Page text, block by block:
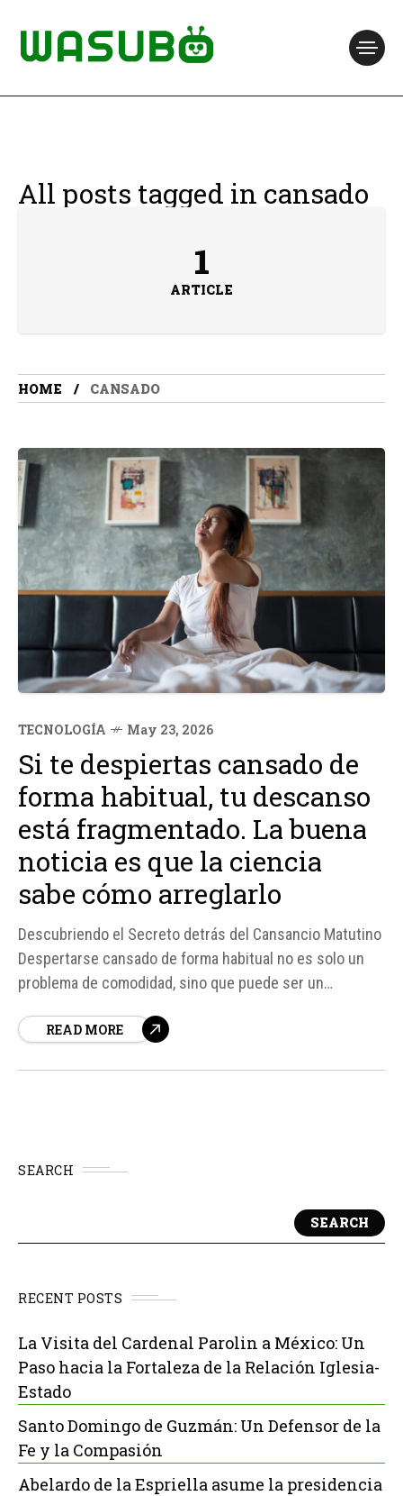
All posts tagged in cansado
1
ARTICLE
HOME CANSADO
TECNOLOGÍA May 23, 2026
Si te despiertas cansado de
forma habitual, tu descanso
está fragmentado. La buena
noticia es que la ciencia
sabe cómo arreglarlo
Descubriendo el Secreto detrás del Cansancio Matutino
Despertarse cansado de forma habitual no es solo un
problema de comodidad, sino que puede ser un
sueño. Según fuentes, la ciencia ha identificado que el
READ MORE
SEARCH
SEARCH
RECENT POSTS
La Visita del Cardenal Parolin a México: Un
Paso hacia la Fortaleza de la Relación Iglesia-
Estado
Santo Domingo de Guzmán: Un Defensor de la
Fe y la Compasión
Abelardo de la Espriella asume la presidencia